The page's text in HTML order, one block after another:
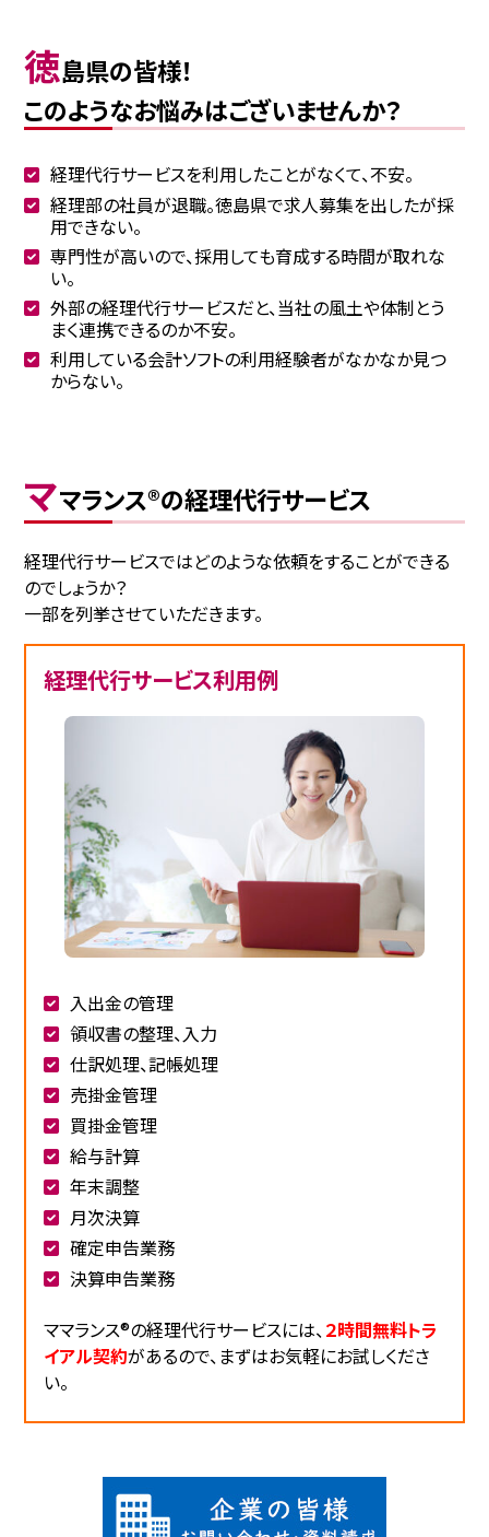
徳島県の皆様！
このようなお悩みはございませんか？
経理代行サービスを利用したことがなくて、不安。
経理部の社員が退職。徳島県で求人募集を出したが採
用できない。
専門性が高いので、採用しても育成する時間が取れな
い。
外部の経理代行サービスだと、当社の風土や体制とう
まく連携できるのか不安。
利用している会計ソフトの利用経験者がなかなか見つ
からない。
ママランス®の経理代行サービス
経理代行サービスではどのような依頼をすることができる
のでしょうか？
一部を列挙させていただきます。
経理代行サービス利用例
入出金の管理
領収書の整理、入力
仕訳処理、記帳処理
売掛金管理
買掛金管理
給与計算
年末調整
月次決算
確定申告業務
決算申告業務
ママランス®の経理代行サービスには、 ２時間無料トラ
イアル契約があるので、まずはお気軽にお試しくださ
い。